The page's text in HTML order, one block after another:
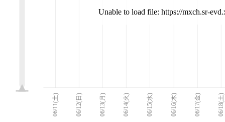
06/10(金)
06/11(土) 06/12(日) 06/13(月) 06/14(火) 06/15(水) 06/16(木) 06/17(金) 06/18(土)
06/29(水)
Unable to load file: https://mxch.sr-